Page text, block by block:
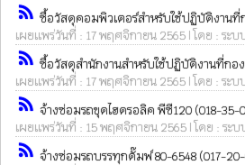
rss_feed ซื้อวัสดุคอมพิวเตอร์สำหรับใช้ปฏิบัติงานที่ก
เผยแพร่วันที่ : 17 พฤศจิกายน 2565 | โดย : ระบ
rss_feed ซื้อวัสดุสำนักงานสำหรับใช้ปฏิบัติงานที่กอ
เผยแพร่วันที่ : 17 พฤศจิกายน 2565 | โดย : ระบ
rss_feed จ้างซ่อมรถขุดไฮดรอลิค พีซี120 (018-35-
เผยแพร่วันที่ : 15 พฤศจิกายน 2565 | โดย : ระบ
rss_feed จ้างซ่อมรถบรรทุกดั๊มพ์ 80-6548 (017-20-